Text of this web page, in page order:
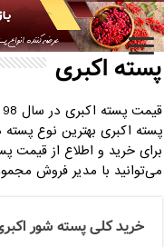
خانه / پسته اکبری
پسته اکبری
پسته اکبری بهترین نوع
برای خرید و اطلاع از
می‌توانید با مدیر فروش
خرید کلی پسته شور